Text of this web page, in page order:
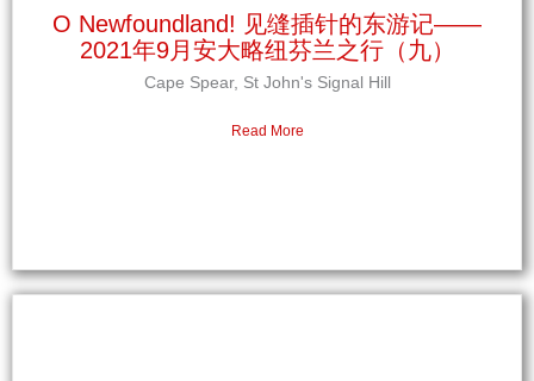
O Newfoundland! 见缝插针的东游记——
2021年9月安大略纽芬兰之行（九）
Cape Spear, St John's Signal Hill
Read More